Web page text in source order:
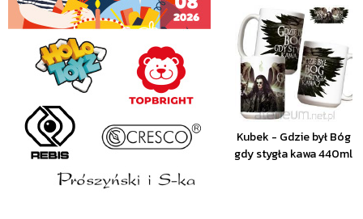
Kubek - Gdzie był Bóg
gdy stygła kawa 440ml